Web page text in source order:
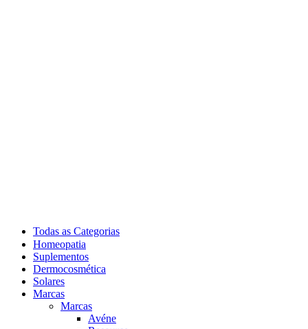
Todas as Categorias
Homeopatia
Suplementos
Dermocosmética
Solares
Marcas
Marcas
Avéne